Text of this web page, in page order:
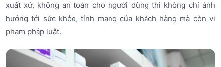
xuất xứ, không an toàn cho người dùng thì không chỉ ảnh
hưởng tới sức khỏe, tính mạng của khách hàng mà còn vi
phạm pháp luật.